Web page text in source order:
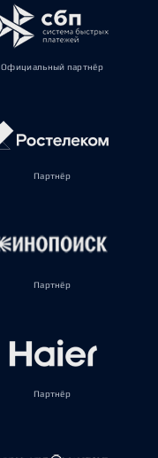
Официальный партнёр
Партнёр
Партнёр
Партнёр